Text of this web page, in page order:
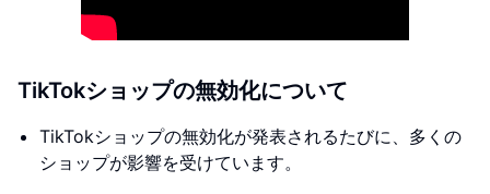
TikTokショップの無効化について
TikTokショップの無効化が発表されるたびに、多くの
ショップが影響を受けています。